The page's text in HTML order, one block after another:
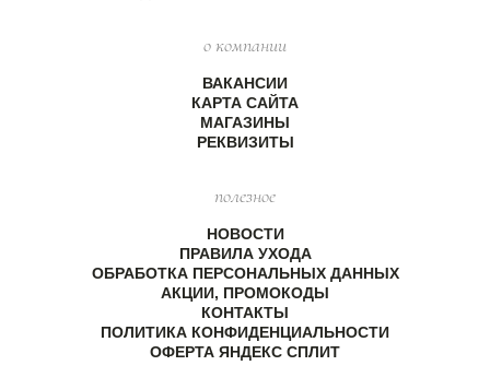
о компании
ВАКАНСИИ
КАРТА САЙТА
МАГАЗИНЫ
РЕКВИЗИТЫ
полезное
НОВОСТИ
ПРАВИЛА УХОДА
ОБРАБОТКА ПЕРСОНАЛЬНЫХ ДАННЫХ
АКЦИИ, ПРОМОКОДЫ
КОНТАКТЫ
ПОЛИТИКА КОНФИДЕНЦИАЛЬНОСТИ
ОФЕРТА ЯНДЕКС СПЛИТ